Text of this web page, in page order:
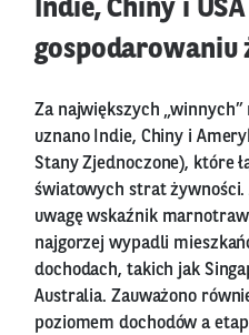
Indie, Chiny i
gospodarowaniu
Za największych
uznano Indie, Chiny i
Stany Zjednoczone), które
światowych strat żywności.
uwagę wskaźnik
najgorzej wypadli
dochodach, takich jak
Australia. Zauważono
poziomem dochodów a